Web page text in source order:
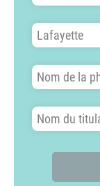
Nom du site
Nom de la
Nom du